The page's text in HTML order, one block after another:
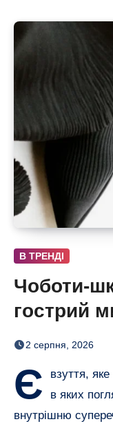
В ТРЕНДІ
Чоботи-
гострий
хочеться
2 серпня, 2026
Є
взуття,
в яких
внутрішню